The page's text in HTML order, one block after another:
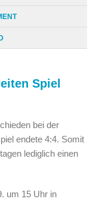
Spiel
bei der
endete 4:4. Somit
lediglich einen
um 15 Uhr in